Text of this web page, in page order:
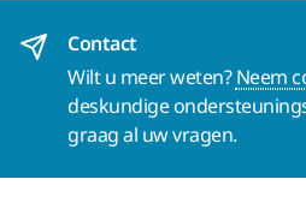
Contact
Wilt u meer weten?Neem
deskundige
graag al uw vragen.